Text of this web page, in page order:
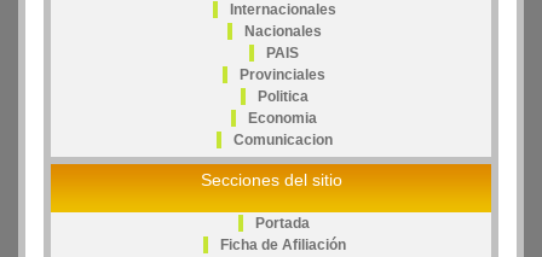
Internacionales
Nacionales
PAIS
Provinciales
Politica
Economia
Comunicacion
Secciones del sitio
Portada
Ficha de Afiliación